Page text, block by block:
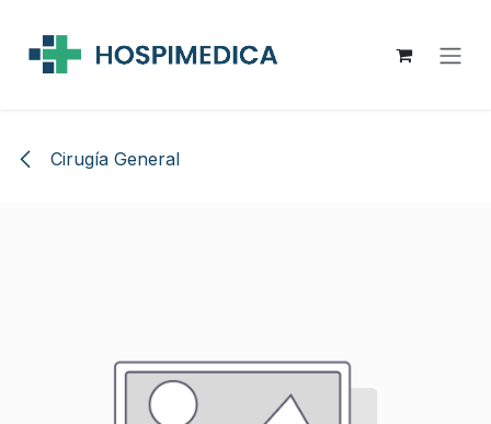
Cirugía General